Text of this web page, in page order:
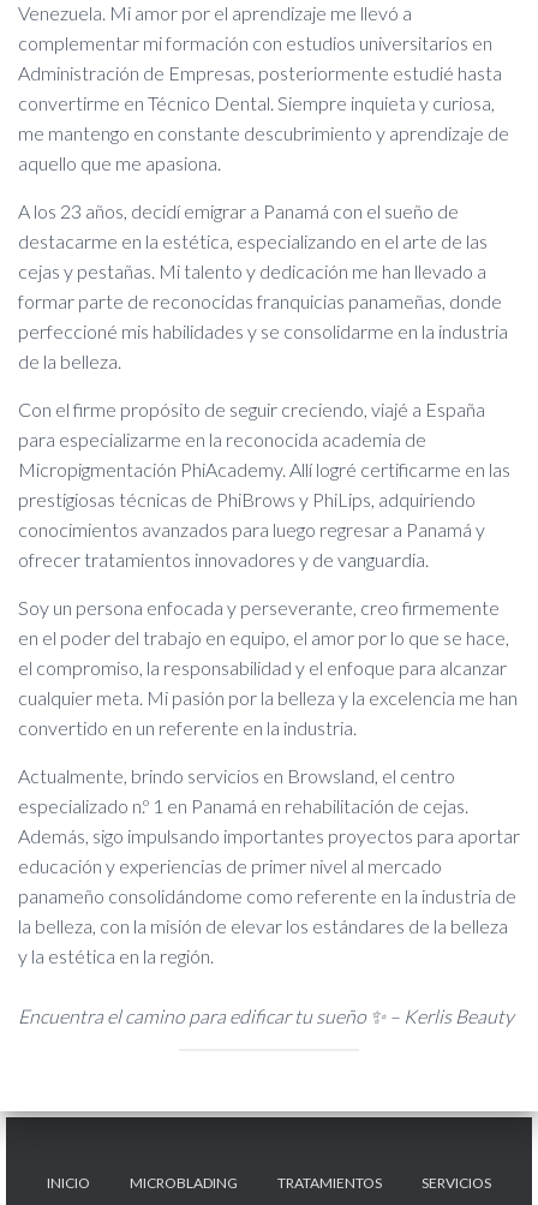
Venezuela. Mi amor por el aprendizaje me llevó a
complementar mi formación con estudios universitarios en
Administración de Empresas, posteriormente estudié hasta
convertirme en Técnico Dental. Siempre inquieta y curiosa,
me mantengo en constante descubrimiento y aprendizaje de
aquello que me apasiona.
A los 23 años, decidí emigrar a Panamá con el sueño de
destacarme en la estética, especializando en el arte de las
cejas y pestañas. Mi talento y dedicación me han llevado a
formar parte de reconocidas franquicias panameñas, donde
perfeccioné mis habilidades y se consolidarme en la industria
de la belleza.
Con el firme propósito de seguir creciendo, viajé a España
para especializarme en la reconocida academia de
Micropigmentación PhiAcademy. Allí logré certificarme en las
prestigiosas técnicas de PhiBrows y PhiLips, adquiriendo
conocimientos avanzados para luego regresar a Panamá y
ofrecer tratamientos innovadores y de vanguardia.
Soy un persona enfocada y perseverante, creo firmemente
en el poder del trabajo en equipo, el amor por lo que se hace,
el compromiso, la responsabilidad y el enfoque para alcanzar
cualquier meta. Mi pasión por la belleza y la excelencia me han
convertido en un referente en la industria.
Actualmente, brindo servicios en Browsland, el centro
especializado n.º 1 en Panamá en rehabilitación de cejas.
Además, sigo impulsando importantes proyectos para aportar
educación y experiencias de primer nivel al mercado
panameño consolidándome como referente en la industria de
la belleza, con la misión de elevar los estándares de la belleza
y la estética en la región.
Encuentra el camino para edificar tu sueño ✨ – Kerlis Beauty
INICIO MICROBLADING TRATAMIENTOS SERVICIOS